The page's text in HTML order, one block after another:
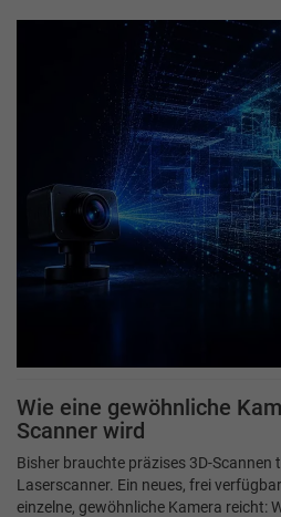
Wie eine gewöhnliche
Scanner wird
Bisher brauchte präzises 3D-Scannen
Laserscanner. Ein neues, frei
einzelne, gewöhnliche Kamera reicht: